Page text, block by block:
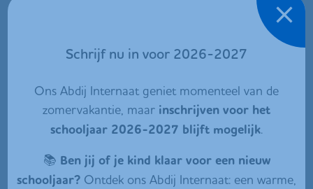
Schrijf nu in voor 2026-2027
Ons Abdij Internaat geniet momenteel van de
zomervakantie, maar inschrijven voor het
schooljaar 2026-2027 blijft mogelijk.
📚 Ben jij of je kind klaar voor een nieuw
schooljaar? Ontdek ons Abdij Internaat: een warme,